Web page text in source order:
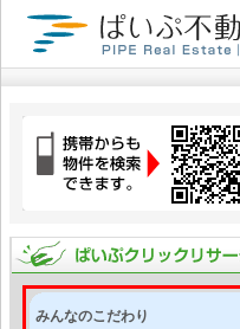
みんなのこだわり